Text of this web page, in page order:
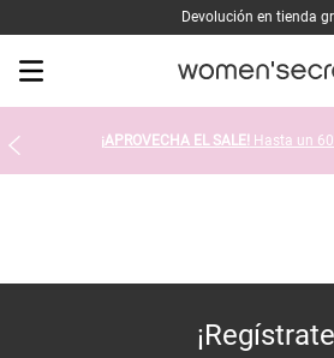
Devolución en tienda
¡APROVECHA EL SALE! Hasta un